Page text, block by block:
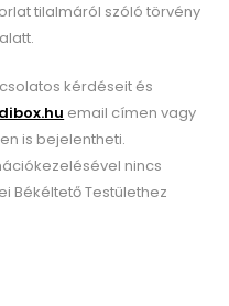
tilalmáról szóló törvény
kérdéseit és
email címen vagy
is bejelentheti.
nincs
Békéltető Testülethez